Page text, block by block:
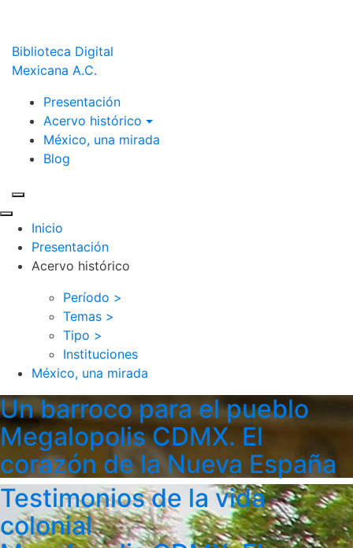
Biblioteca Digital
Mexicana A.C.
Presentación
Acervo histórico
México, una mirada
Blog
Inicio
Presentación
Acervo histórico
Período >
Temas >
Tipo >
Instituciones
México, una mirada
Un barroco para el pueblo
Megalopolis CDMX. El
corazón de la Nueva España
Testimonios de la vida
colonial